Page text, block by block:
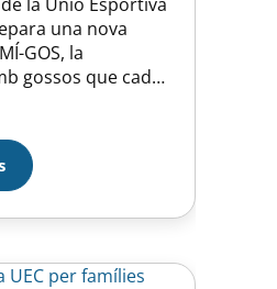
una nova
GOS, la
gossos que cada
i
La 11a edició
se celebrarà el
març de 2026.